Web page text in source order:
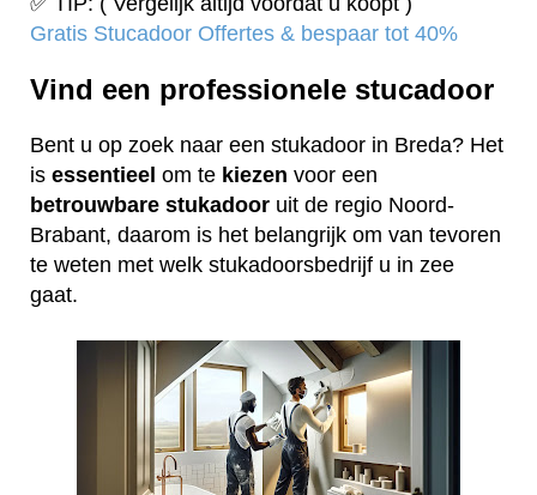
Gratis Stucadoor Offertes & bespaar tot 40%
Vind een professionele stucadoor
Bent u op zoek naar een stukadoor in Breda? Het
is essentieel om te kiezen voor een
betrouwbare stukadoor uit de regio Noord-
Brabant, daarom is het belangrijk om van tevoren
te weten met welk stukadoorsbedrijf u in zee
gaat.